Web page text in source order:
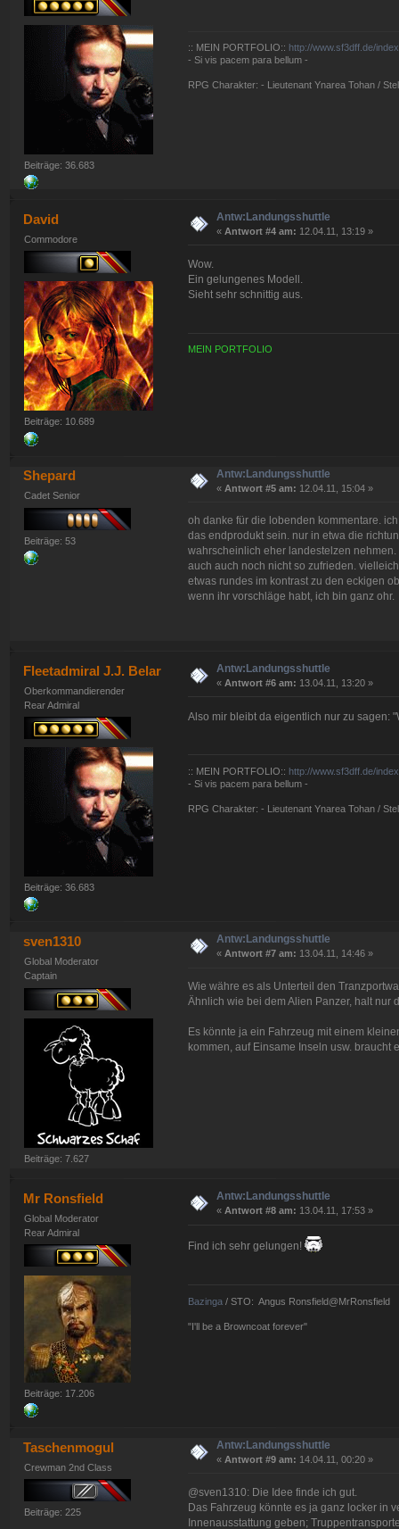
Beiträge: 36.683
:: MEIN PORTFOLIO:: http://www.sf3dff.de/
- Si vis pacem para bellum -
RPG Charakter: - Lieutenant Ynarea Tohan /
David
Commodore
Beiträge: 10.689
Antw:Landungsshuttle
« Antwort #4 am: 12.04.11, 13:19 »
Wow.
Ein gelungenes Modell.
Sieht sehr schnittig aus.
MEIN PORTFOLIO
Shepard
Cadet Senior
Beiträge: 53
Antw:Landungsshuttle
« Antwort #5 am: 12.04.11, 15:04 »
oh danke für die lobenden kommentare.
das endprodukt sein. nur in etwa die
wahrscheinlich eher landestelzen
auch auch noch nicht so zufrieden.
etwas rundes im kontrast zu den eckigen
wenn ihr vorschläge habt, ich bin ganz ohr.
Fleetadmiral J.J. Belar
Oberkommandierender
Rear Admiral
Beiträge: 36.683
Antw:Landungsshuttle
« Antwort #6 am: 13.04.11, 13:20 »
Also mir bleibt da eigentlich nur zu sagen:
:: MEIN PORTFOLIO:: http://www.sf3dff.de/
- Si vis pacem para bellum -
RPG Charakter: - Lieutenant Ynarea Tohan /
sven1310
Global Moderator
Captain
Beiträge: 7.627
Antw:Landungsshuttle
«Antwort #7 am: 13.04.11, 14:46 »
Wie währe es als Unterteil den
Ähnlich wie bei dem Alien Panzer, halt nur
Es könnte ja ein Fahrzeug mit einem
kommen, auf Einsame Inseln usw.
Mr Ronsfield
Global Moderator
Rear Admiral
Beiträge: 17.206
Antw:Landungsshuttle
« Antwort #8 am: 13.04.11, 17:53 »
Find ich sehr gelungen!
Bazinga/ STO: Angus Ronsfield@MrRonsfield
"I'll be a Browncoat forever"
Taschenmogul
Crewman 2nd Class
Beiträge: 225
Antw:Landungsshuttle
« Antwort #9 am: 14.04.11, 00:20 »
@sven1310: Die Idee finde ich gut.
Das Fahrzeug könnte es ja ganz locker in
Innenausstattung geben;